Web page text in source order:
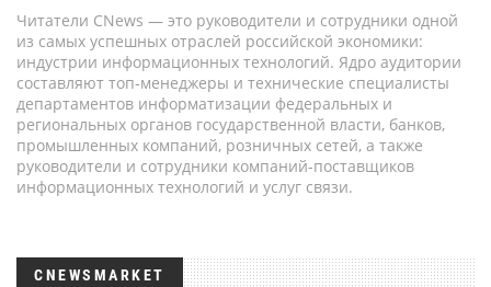
Читатели CNews — это руководители и сотрудники одной
из самых успешных отраслей российской экономики:
индустрии информационных технологий. Ядро аудитории
составляют топ-менеджеры и технические специалисты
департаментов информатизации федеральных и
региональных органов государственной власти, банков,
промышленных компаний, розничных сетей, а также
руководители и сотрудники компаний-поставщиков
информационных технологий и услуг связи.
CNEWSMARKET